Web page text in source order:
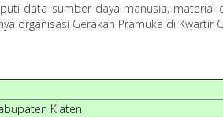
data sumber daya manusia, material
organisasi Gerakan Pramuka di Kwartir
Klaten